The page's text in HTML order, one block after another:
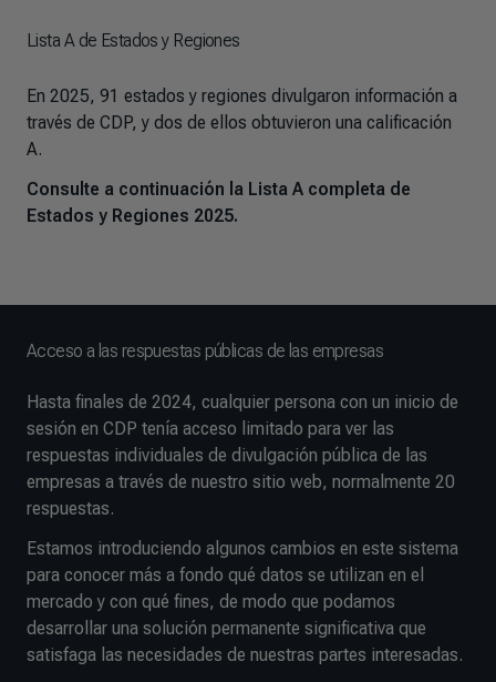
Lista A de Estados y Regiones
En 2025, 91 estados y regiones divulgaron información a
través de CDP, y dos de ellos obtuvieron una calificación
A.
Consulte a continuación la Lista A completa de
Estados y Regiones 2025.
Acceso a las respuestas públicas de las empresas
Hasta finales de 2024, cualquier persona con un inicio de
sesión en CDP tenía acceso limitado para ver las
respuestas individuales de divulgación pública de las
empresas a través de nuestro sitio web, normalmente 20
respuestas.
Estamos introduciendo algunos cambios en este sistema
para conocer más a fondo qué datos se utilizan en el
mercado y con qué fines, de modo que podamos
desarrollar una solución permanente significativa que
satisfaga las necesidades de nuestras partes interesadas.